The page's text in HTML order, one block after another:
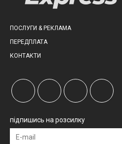
ПОСЛУГИ & РЕКЛАМА
ПЕРЕДПЛАТА
КОНТАКТИ
підпишись на розсилку